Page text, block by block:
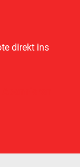
direkt ins